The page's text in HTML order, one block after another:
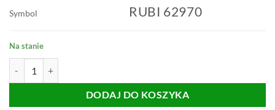
Symbol RUBI 62970
Na stanie
DODAJ DO KOSZYKA